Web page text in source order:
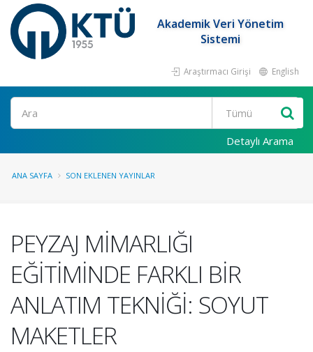
Akademik Veri Yönetim
Sistemi
Araştırmacı Girişi English
Ara
Detaylı Arama
ANA SAYFA SON EKLENEN YAYINLAR
PEYZAJ MİMARLIĞI
EĞİTİMİNDE FARKLI BİR
ANLATIM TEKNİĞİ: SOYUT
MAKETLER